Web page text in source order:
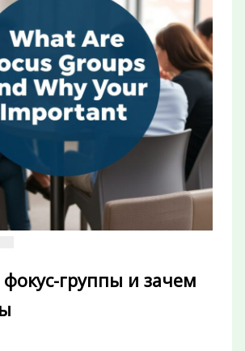
фокус-группы и зачем